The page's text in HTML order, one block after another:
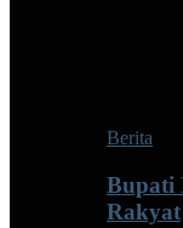
Berita
Bupati
Rakyat